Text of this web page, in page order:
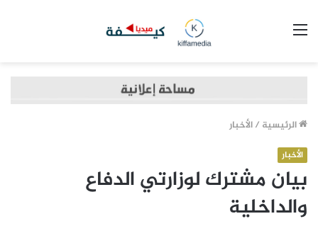
الرئيسية /الأخبار
الأخبار
بيان مشترك لوزارتي الدفاع
والداخلية